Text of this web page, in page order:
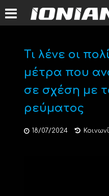
Τι λένε οι
μέτρα που
σε σχέση με
ρεύματος
18/07/2024